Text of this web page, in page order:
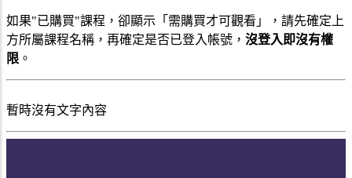
如果"已購買"課程，卻顯示「需購買才可觀看」，請先確定上
方所屬課程名稱，再確定是否已登入帳號， 沒登入即沒有權
限 。
暫時沒有文字內容